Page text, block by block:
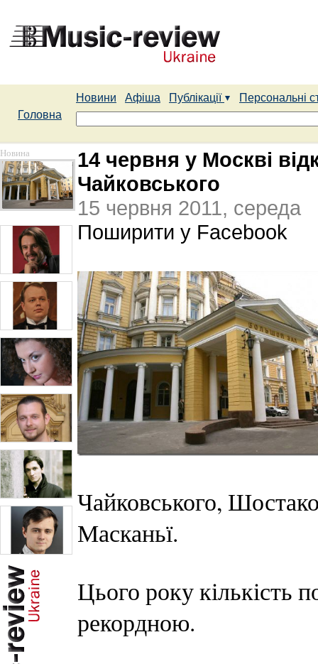
Новини Афіша Публікації
Персональні
Головна
Новина
14 червня у Москві
Чайковського
15 червня 2011, середа
Поширити у Facebook
Чайковського,
Масканьї.
Цього року кількість
рекордною.